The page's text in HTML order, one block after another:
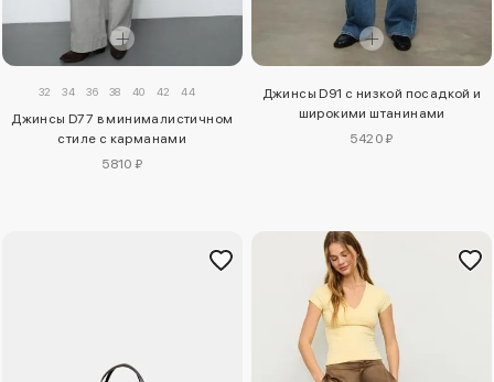
32 34 36 38 40 42 44
Джинсы D77 в минималистичном
стиле с карманами
5810 ₽
Джинсы D91 с низкой посадкой и
широкими штанинами
5420 ₽